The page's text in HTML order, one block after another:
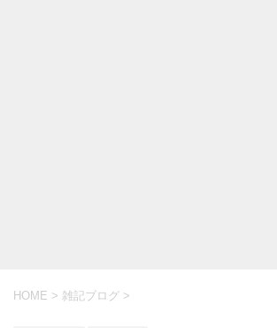
HOME > 雑記ブログ >